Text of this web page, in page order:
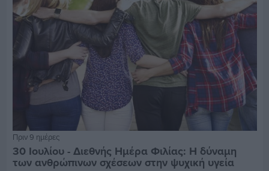
Πριν 9 ημέρες
30 Ιουλίου - Διεθνής Ημέρα Φιλίας: Η δύναμη
των ανθρώπινων σχέσεων στην ψυχική υγεία